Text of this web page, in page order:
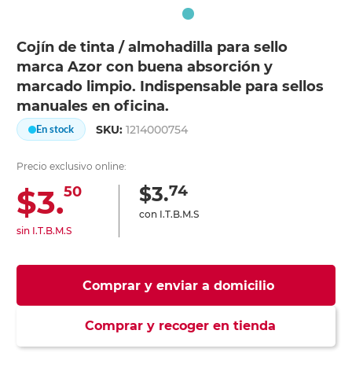
Cojín de tinta / almohadilla para sello
marca Azor con buena absorción y
marcado limpio. Indispensable para sellos
manuales en oficina.
En stock SKU:1214000754
Precio exclusivo online:
$3.50
sin I.T.B.M.S
$3.74
con I.T.B.M.S
Comprar y enviar a domicilio
Comprar y recoger en tienda